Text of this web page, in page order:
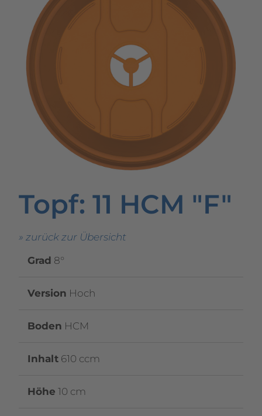
Topf: 11 HCM "F"
» zurück zur Übersicht
Grad 8°
Version Hoch
Boden HCM
Inhalt 610 ccm
Höhe 10 cm